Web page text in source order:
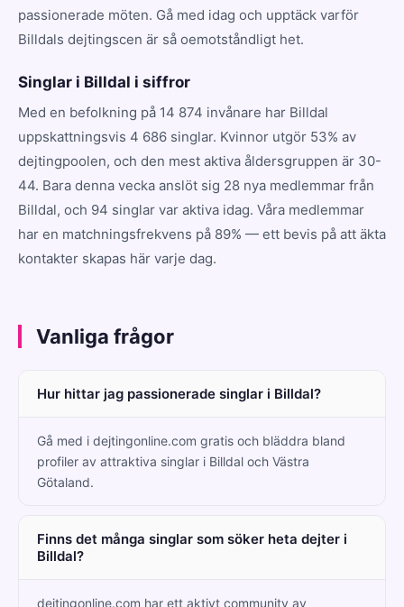
passionerade möten. Gå med idag och upptäck varför
Billdals dejtingscen är så oemotståndligt het.
Singlar i Billdal i siffror
Med en befolkning på 14 874 invånare har Billdal
uppskattningsvis 4 686 singlar. Kvinnor utgör 53% av
dejtingpoolen, och den mest aktiva åldersgruppen är 30-
44. Bara denna vecka anslöt sig 28 nya medlemmar från
Billdal, och 94 singlar var aktiva idag. Våra medlemmar
har en matchningsfrekvens på 89% — ett bevis på att äkta
kontakter skapas här varje dag.
Vanliga frågor
Hur hittar jag passionerade singlar i Billdal?
Gå med i dejtingonline.com gratis och bläddra bland
profiler av attraktiva singlar i Billdal och Västra
Götaland.
Finns det många singlar som söker heta dejter i
Billdal?
dejtingonline.com har ett aktivt community av